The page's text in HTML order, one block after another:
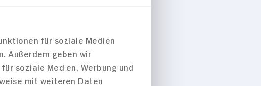
für soziale Medien
Außerdem geben wir
soziale Medien, Werbung und
mit weiteren Daten
40 min